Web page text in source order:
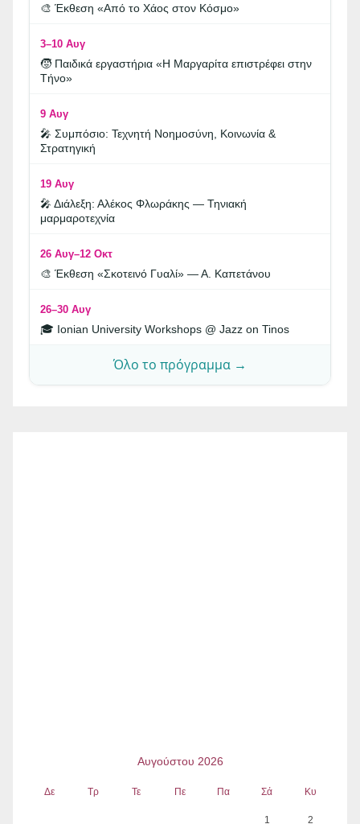
🎨 Έκθεση «Από το Χάος στον Κόσμο»
3–10 Αυγ
🧒 Παιδικά εργαστήρια «Η Μαργαρίτα επιστρέφει στην
Τήνο»
9 Αυγ
🎤 Συμπόσιο: Τεχνητή Νοημοσύνη, Κοινωνία &
Στρατηγική
19 Αυγ
🎤 Διάλεξη: Αλέκος Φλωράκης — Τηνιακή
μαρμαροτεχνία
26 Αυγ–12 Οκτ
🎨 Έκθεση «Σκοτεινό Γυαλί» — Α. Καπετάνου
26–30 Αυγ
🎓 Ionian University Workshops @ Jazz on Tinos
Όλο το πρόγραμμα →
Αυγούστου 2026
Δε Τρ Τε Πε Πα Σά Κυ
1 2